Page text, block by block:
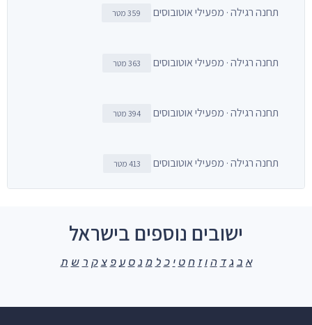
תחנה רגילה · מפעילי אוטובוסים 359 מטר
תחנה רגילה · מפעילי אוטובוסים 363 מטר
תחנה רגילה · מפעילי אוטובוסים 394 מטר
תחנה רגילה · מפעילי אוטובוסים 413 מטר
ישובים נוספים בישראל
א ב ג ד ה ו ז ח ט י כ ל מ נ ס ע פ צ ק ר ש ת